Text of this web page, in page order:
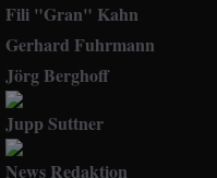
Fili "Gran" Kahn
Gerhard Fuhrmann
Jörg Berghoff
Jupp Suttner
News Redaktion